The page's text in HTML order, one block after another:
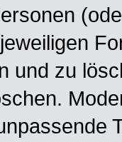
und zu